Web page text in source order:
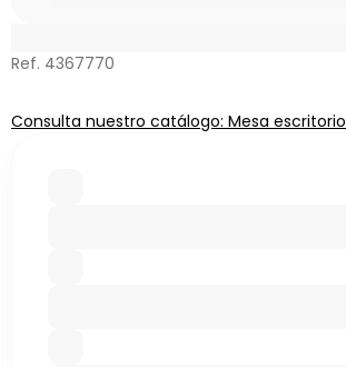
Ref. 4367770
Consulta nuestro catálogo: Mesa escritorio